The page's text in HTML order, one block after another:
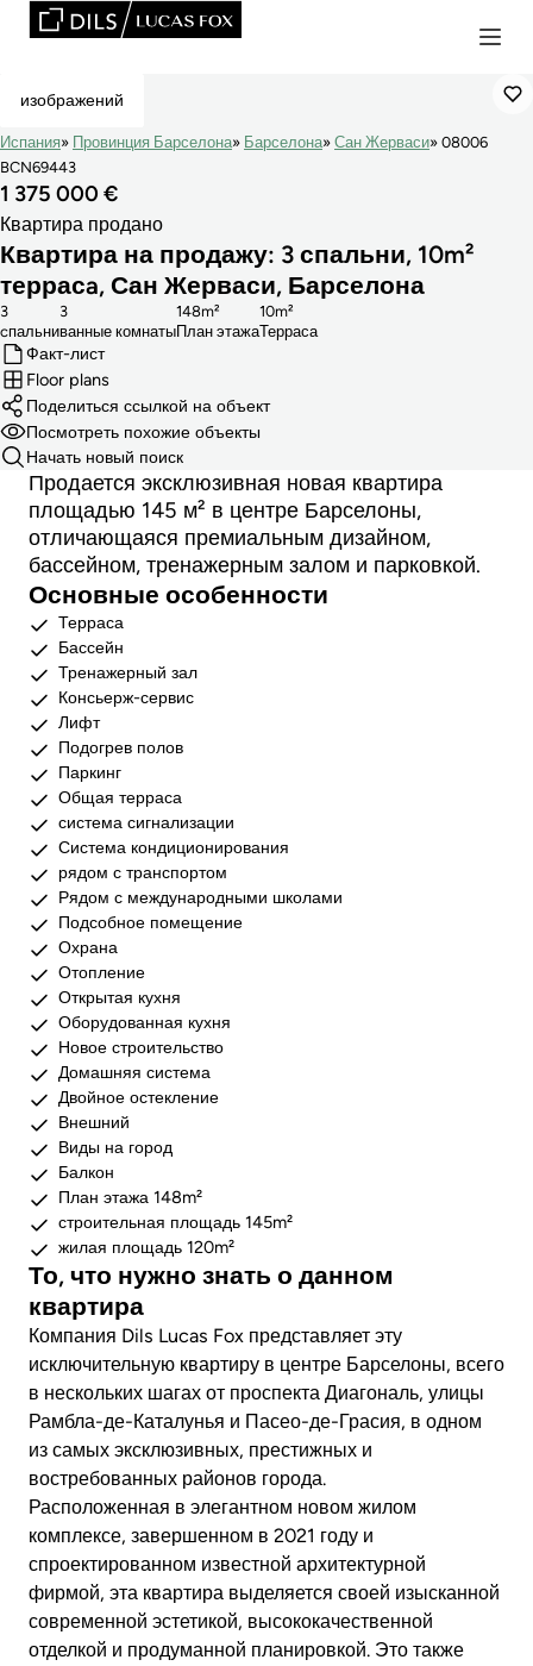
Продано
изображений
Испания Провинция Барселона Барселона Сан Жерваси
08006
BCN69443
1 375 000 €
Квартира продано
Квартира на продажу: 3 спальни, 10m²
террасa, Сан Жерваси, Барселона
cпальни
3
ванные комнаты
3
План этажа
148m²
Терраса
10m²
Факт-лист
Floor plans
Поделиться ссылкой на объект
Посмотреть похожие объекты
Начать новый поиск
Продается эксклюзивная новая квартира
площадью 145 м² в центре Барселоны,
отличающаяся премиальным дизайном,
бассейном, тренажерным залом и парковкой.
Основные особенности
Терраса
Бассейн
Тренажерный зал
Консьерж-сервис
Лифт
Подогрев полов
Паркинг
Общая терраса
система сигнализации
Система кондиционирования
рядом с транспортом
Рядом с международными школами
Подсобное помещение
Охрана
Отопление
Открытая кухня
Оборудованная кухня
Новое строительство
Домашняя система
Двойное остекление
Внешний
Виды на город
Балкон
План этажа 148m²
строительная площадь 145m²
жилая площадь 120m²
То, что нужно знать о данном
квартира
Компания Dils Lucas Fox представляет эту
исключительную квартиру в центре Барселоны, всего
в нескольких шагах от проспекта Диагональ, улицы
Рамбла-де-Каталунья и Пасео-де-Грасия, в одном
из самых эксклюзивных, престижных и
востребованных районов города.
Расположенная в элегантном новом жилом
комплексе, завершенном в 2021 году и
спроектированном известной архитектурной
фирмой, эта квартира выделяется своей изысканной
современной эстетикой, высококачественной
отделкой и продуманной планировкой. Это также